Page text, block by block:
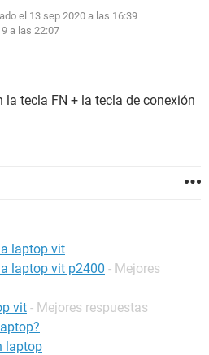
el 13 sep 2020 a las 16:39
a las 22:07
la tecla FN + la tecla de conexión
laptop vit
laptop vit p2400 - Mejores
vit - Mejores respuestas
laptop